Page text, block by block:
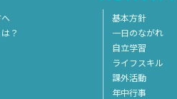
へ
？
基本方針
一日のながれ
自立学習
ライフスキル
課外活動
年中行事